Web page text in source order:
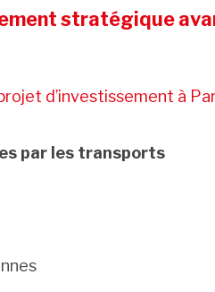
stratégique
d’investissement à
par les transports